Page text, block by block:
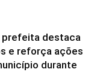
prefeita destaca
e reforça ações
durante